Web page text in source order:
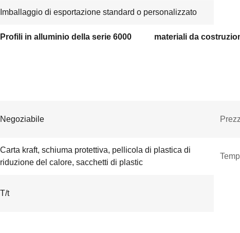
Imballaggio di esportazione standard o personalizzato
Profili in alluminio della serie 6000
Negoziabile
Carta kraft, schiuma protettiva, pellicola di plastica di
riduzione del calore, sacchetti di plastic
T/t